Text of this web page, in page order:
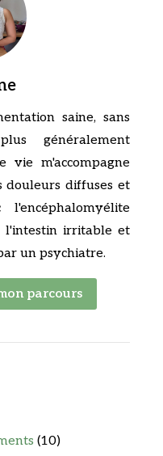
saine, sans
généralement
vie m'accompagne
douleurs diffuses et
l'intestin irritable et
un psychiatre.
parcours
(10)